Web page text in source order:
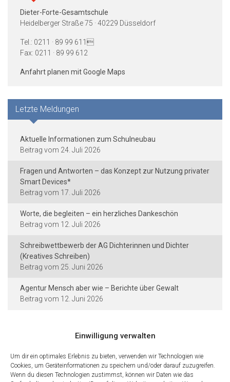
Einwilligung verwalten
Um dir ein optimales Erlebnis zu bieten, verwenden wir Technologien wie
Cookies, um Geräteinformationen zu speichern und/oder darauf zuzugreifen.
Wenn du diesen Technologien zustimmst, können wir Daten wie das
Dieter-Forte-Gesamtschule
Heidelberger Straße 75 · 40229 Düsseldorf
Tel.: 0211 · 89 99 611
Fax: 0211 · 89 99 612
Anfahrt planen mit Google Maps
Letzte Meldungen
Aktuelle Informationen zum Schulneubau
24. Juli 2026
Fragen und Antworten – das Konzept zur Nutzung privater
Smart Devices*
17. Juli 2026
Worte, die begleiten – ein herzliches Dankeschön
12. Juli 2026
Schreibwettbewerb der AG Dichterinnen und Dichter
(Kreatives Schreiben)
25. Juni 2026
Agentur Mensch aber wie – Berichte über Gewalt
12. Juni 2026
Kontakt und Rechtliches
Städtische Dieter-Forte-Gesamtschule
Heidelberger Straße 75 · 40229 Düsseldorf